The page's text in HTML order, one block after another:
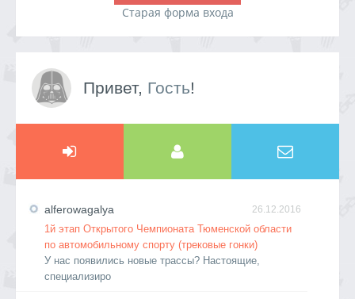
Старая форма входа
Привет, Гость!
26.12.2016
alferowagalya
1й этап Открытого Чемпионата Тюменской области
по автомобильному спорту (трековые гонки)
У нас появились новые трассы? Настоящие,
специализиро